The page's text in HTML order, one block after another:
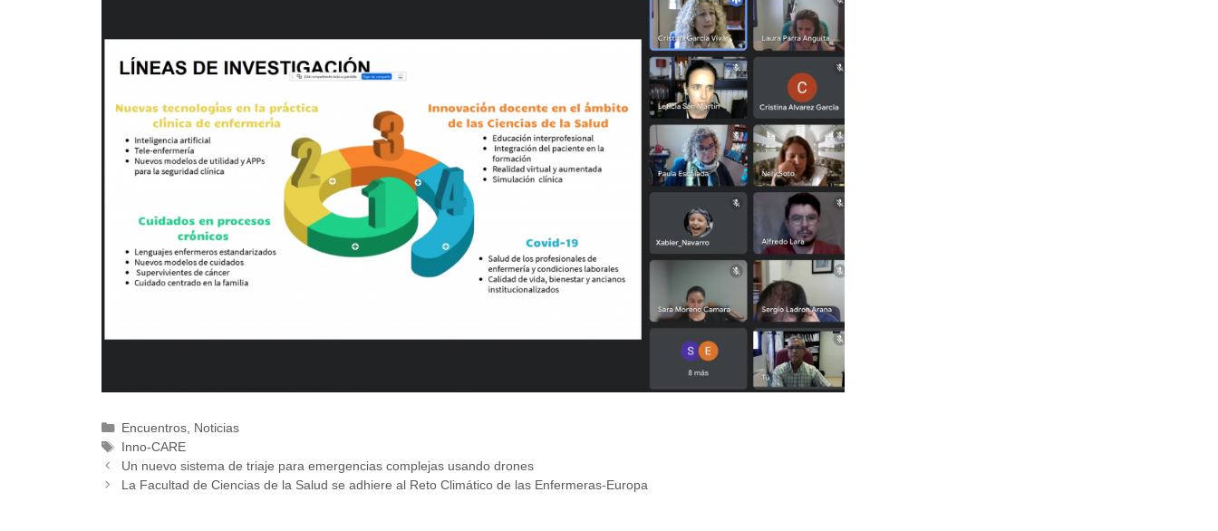
Categorías
Encuentros, Noticias
Etiquetas
Inno-CARE
Un nuevo sistema de triaje para emergencias complejas usando drones
La Facultad de Ciencias de la Salud se adhiere al Reto Climático de las Enfermeras-Europa